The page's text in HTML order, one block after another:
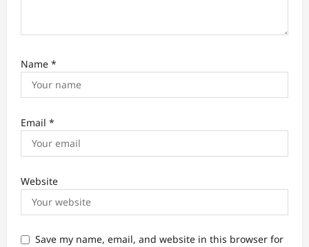
Name *
Email *
Website
Save my name, email, and website in this browser for